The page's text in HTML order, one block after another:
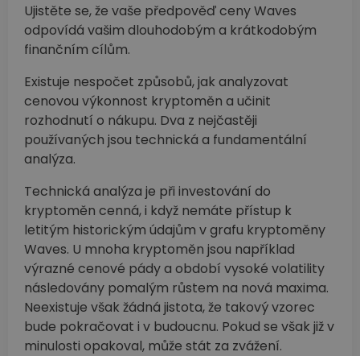
Ujistěte se, že vaše předpověď ceny Waves
odpovídá vašim dlouhodobým a krátkodobým
finančním cílům.
Existuje nespočet způsobů, jak analyzovat
cenovou výkonnost kryptoměn a učinit
rozhodnutí o nákupu. Dva z nejčastěji
používaných jsou technická a fundamentální
analýza.
Technická analýza je při investování do
kryptoměn cenná, i když nemáte přístup k
letitým historickým údajům v grafu kryptoměny
Waves. U mnoha kryptoměn jsou například
výrazné cenové pády a období vysoké volatility
následovány pomalým růstem na nová maxima.
Neexistuje však žádná jistota, že takový vzorec
bude pokračovat i v budoucnu. Pokud se však již v
minulosti opakoval, může stát za zvážení.